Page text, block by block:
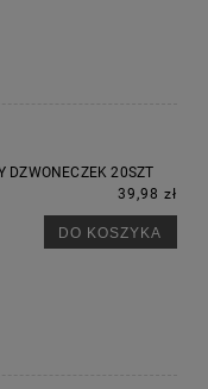
DZWONECZEK 20SZT
39,98 zł
DO KOSZYKA